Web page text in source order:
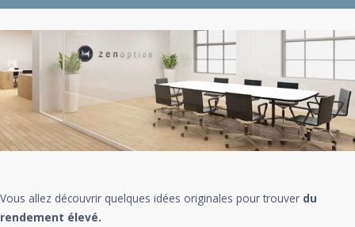
Vous allez découvrir quelques idées originales pour trouver du
rendement élevé.